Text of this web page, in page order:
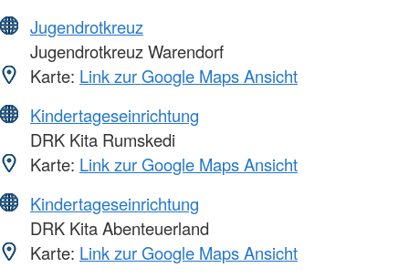
Jugendrotkreuz
Jugendrotkreuz Warendorf
Karte: Link zur Google Maps Ansicht
Kindertageseinrichtung
DRK Kita Rumskedi
Karte: Link zur Google Maps Ansicht
Kindertageseinrichtung
DRK Kita Abenteuerland
Karte: Link zur Google Maps Ansicht